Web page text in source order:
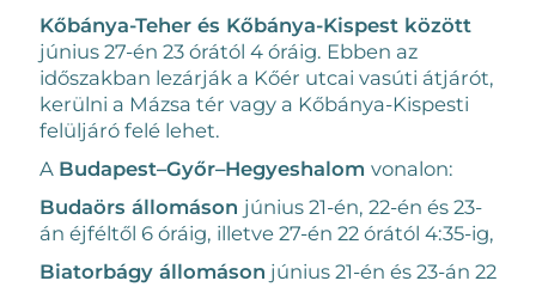
Kőbánya-Teher és Kőbánya-Kispest között
június 27-én 23 órától 4 óráig. Ebben az
időszakban lezárják a Kőér utcai vasúti átjárót,
kerülni a Mázsa tér vagy a Kőbánya-Kispesti
felüljáró felé lehet.
A Budapest–Győr–Hegyeshalom vonalon:
Budaörs állomáson június 21-én, 22-én és 23-
án éjféltől 6 óráig, illetve 27-én 22 órától 4:35-ig,
Biatorbágy állomáson június 21-én és 23-án 22